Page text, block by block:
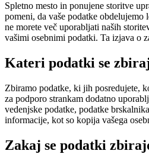
Spletno mesto in ponujene storitve
pomeni, da vaše podatke
ne morete več uporabljati naših
vašimi osebnimi podatki. Ta izjava o
Kateri podatki se
Zbiramo podatke, ki jih posredujete,
za podporo strankam dodatno
vedenjske podatke, podatke
informacije, kot so kopija vašega
Zakaj se podatki